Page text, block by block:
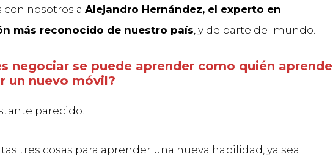
con nosotros a Alejandro Hernández, el experto en
más reconocido de nuestro país, y de parte del mundo.
negociar se puede aprender como quién aprende
un nuevo móvil?
parecido.
tres cosas para aprender una nueva habilidad, ya sea